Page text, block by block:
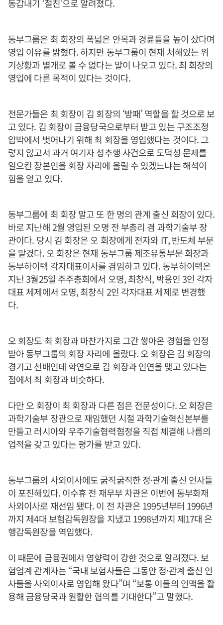
동갑내기 ‘절친’으로 알려졌다.
동부그룹은 최 회장의 폭넓은 안목과 경륜들을 높이 샀다며
영입 이유를 밝혔다. 하지만 동부그룹이 현재 처해있는 위
기상황과 별개로 볼 수 없다는 말이 나오고 있다. 최 회장의
영입에 다른 목적이 있다는 것이다.
전문가들은 최 회장이 김 회장의 ‘방패’ 역할을 할 것으로 보
고 있다. 김 회장이 금융당국으로부터 받고 있는 구조조정
압박에서 벗어나기 위해 최 회장을 영입했다는 것이다. 그
렇지 않고서 과거 여기자 성추행 사건으로 도덕성 문제를
일으킨 장본인을 회장 자리에 올릴 수 있겠느냐는 해석이
힘을 얻고 있다.
동부그룹에 최 회장 말고 또 한 명의 관계 출신 회장이 있다.
바로 지난해 2월 영입된 오명 전 부총리 겸 과학기술부 장
관이다. 당시 김 회장은 오 회장에게 전자와 IT, 반도체 부문
을 맡겼다. 오 회장은 현재 동부그룹 제조유통부문 회장과
동부하이텍 각자대표이사를 겸임하고 있다. 동부하이텍은
지난 3월25일 주주총회에서 오명, 최창식, 박용인 3인 각자
대표 체제에서 오명, 최창식 2인 각자대표 체제로 변경했
다.
오 회장도 최 회장과 마찬가지로 그간 쌓아온 경험을 인정
받아 동부그룹의 회장 자리에 올랐다. 오 회장은 김 회장의
경기고 선배인데 학연으로 김 회장과 인연을 맺고 있다는
점에서 최 회장과 비슷하다.
다만 오 회장이 최 회장과 다른 점은 전문성이다. 오 회장은
과학기술부 장관으로 재임했던 시절 과학기술혁신본부를
만들고 러시아와 우주기술협력협정을 직접 체결해 나름의
업적을 갖고 있다는 평가를 받고 있다.
동부그룹의 사외이사에도 굵직굵직한 정·관계 출신 인사들
이 포진해있다. 이수휴 전 재무부 차관은 이번에 동부화재
사외이사로 재선임 됐다. 이 전 차관은 1995년부터 1996년
까지 제4대 보험감독원장을 지냈고 1998년까지 제17대 은
행감독원장을 역임했다.
이 때문에 금융권에서 영향력이 강한 것으로 알려졌다. 보
험엄계 관계자는 “국내 보험사들은 그동안 정·관계 출신 인
사들을 사외이사로 영입해 왔다”며 “보통 이들의 인맥을 활
용해 금융당국과 원활한 협의를 기대한다”고 말했다.